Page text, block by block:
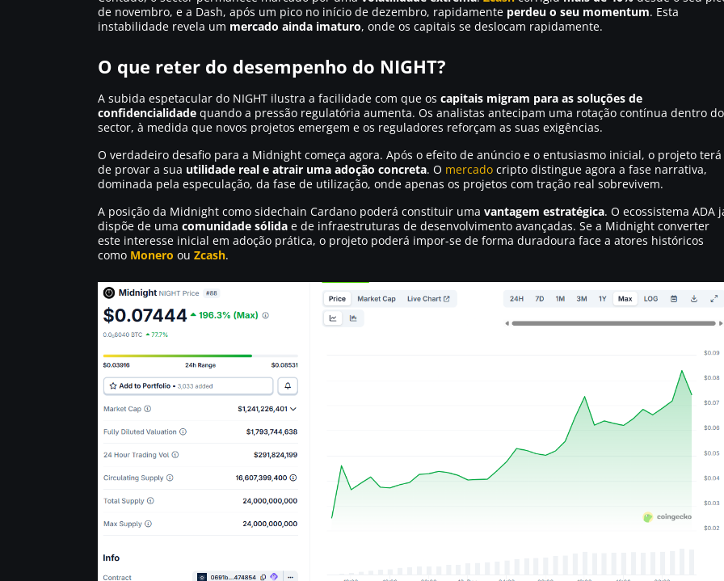
de novembro, e a Dash, após um pico no início de dezembro, rapidamente perdeu o seu momentum. Esta
instabilidade revela um mercado ainda imaturo, onde os capitais se deslocam rapidamente.
O que reter do desempenho do NIGHT?
A subida espetacular do NIGHT ilustra a facilidade com que os capitais migram para as soluções de
confidencialidade quando a pressão regulatória aumenta. Os analistas antecipam uma rotação contínua dentro do
sector, à medida que novos projetos emergem e os reguladores reforçam as suas exigências.
O verdadeiro desafio para a Midnight começa agora. Após o efeito de anúncio e o entusiasmo inicial, o projeto terá
de provar a sua utilidade real e atrair uma adoção concreta. O mercado cripto distingue agora a fase narrativa,
dominada pela especulação, da fase de utilização, onde apenas os projetos com tração real sobrevivem.
A posição da Midnight como sidechain Cardano poderá constituir uma vantagem estratégica. O ecossistema ADA
dispõe de uma comunidade sólida e de infraestruturas de desenvolvimento avançadas. Se a Midnight converter
este interesse inicial em adoção prática, o projeto poderá impor-se de forma duradoura face a atores históricos
como Monero ou Zcash.